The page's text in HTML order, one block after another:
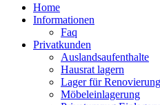
Home
Informationen
Faq
Privatkunden
Auslandsaufenthalte
Hausrat lagern
Lager für Renovierung
Möbeleinlagerung